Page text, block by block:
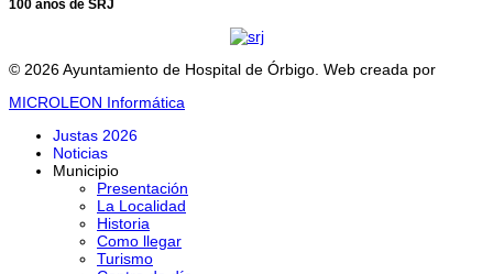
100 años de SRJ
© 2026 Ayuntamiento de Hospital de Órbigo. Web creada por
MICROLEON Informática
Justas 2026
Noticias
Municipio
Presentación
La Localidad
Historia
Como llegar
Turismo